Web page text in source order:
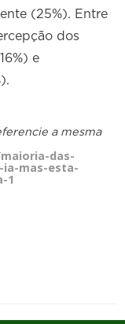
(25%). Entre
dos
e
a mesma
das-
ia-mas-esta-
1